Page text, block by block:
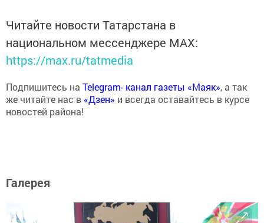
Читайте новости Татарстана в
национальном мессенджере MАХ:
https://max.ru/tatmedia
Подпишитесь на Telegram- канал газеты «Маяк», а так
же читайте нас в «Дзен» и всегда оставайтесь в курсе
новостей района!
Галерея